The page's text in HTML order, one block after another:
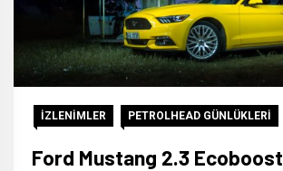
İZLENİMLER PETROLHEAD GÜNLÜKLERİ
Ford Mustang 2.3 Ecoboost